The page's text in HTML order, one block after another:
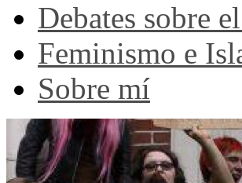
Debates sobre
Feminismo e
Sobre mí